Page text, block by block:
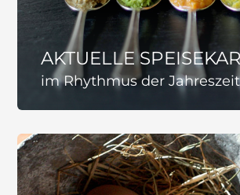
AKTUELLE
im Rhythmus der